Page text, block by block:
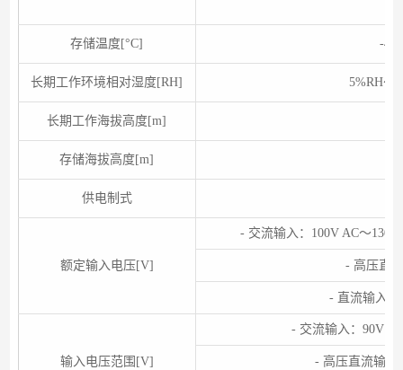
存储温度[°C] -
长期工作环境相对湿度[RH] 5%RH～
长期工作海拔高度[m]
存储海拔高度[m]
供电制式
额定输入电压[V]
- 交流输入：100V AC～130V
- 高压直
- 直流输入：
输入电压范围[V]
- 交流输入：90V
- 高压直流输入